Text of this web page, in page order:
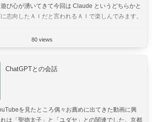
び心が湧いてきて今回は Claude というどちらかと
志向したＡＩだと言われるＡＩで楽しんでみます。
80 views
ChatGPTとの会話
を見たところ偶々お薦めに出てきた動画に興
は「聖徳太子」と「ユダヤ」との関連でした。京都